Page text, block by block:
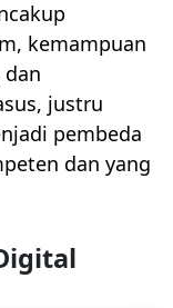
kemampuan
justru
pembeda
dan yang